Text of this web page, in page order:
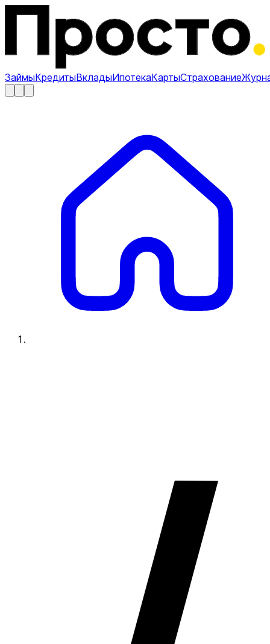
ЗаймыКредитыВкладыИпотекаКартыСтрахование